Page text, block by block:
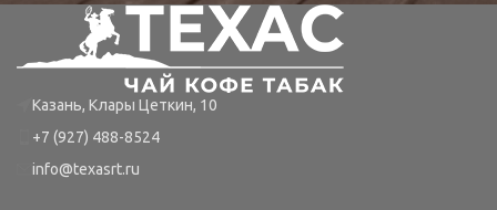
Казань, Клары Цеткин, 10
+7 (927) 488-8524
info@texasrt.ru